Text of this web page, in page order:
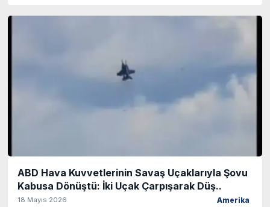
ABD Hava Kuvvetlerinin Savaş Uçaklarıyla Şovu
Kabusa Dönüştü: İki Uçak Çarpışarak Düş..
18 Mayıs 2026 Amerika